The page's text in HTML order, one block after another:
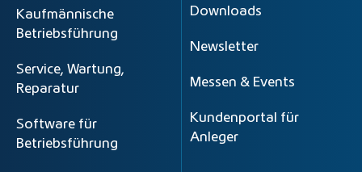
Kaufmännische
Betriebsführung
Service, Wartung,
Reparatur
Software für
Betriebsführung
Downloads
Newsletter
Messen & Events
Kundenportal für
Anleger